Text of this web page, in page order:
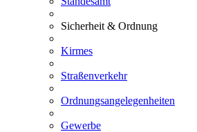
Sicherheit & Ordnung
Kirmes
Straßenverkehr
Ordnungsangelegenheiten
Gewerbe